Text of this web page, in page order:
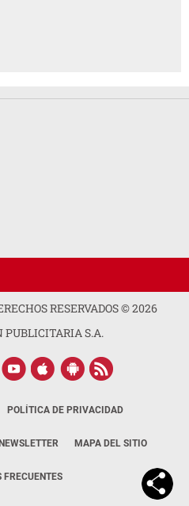
RESERVADOS ©2026
PUBLICITARIA S.A.
POLÍTICA DE PRIVACIDAD
MAPA DEL SITIO
FRECUENTES